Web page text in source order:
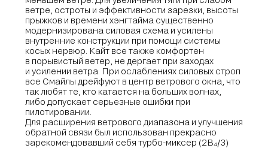
ветре, остроты и эффективности зарезки, высоты
прыжков и времени хэнгтайма существенно
модернизирована силовая схема и усилены
внутренние конструкции при помощи системы
косых нервюр. Кайт все также комфортен
в порывистый ветер, не дергает при заходах
и усилении ветра. При ослаблениях силовых строп
все Смайлы дрейфуют в центр ветрового окна, что
так любят те, кто катается на больших волнах,
либо допускает серьезные ошибки при
пилотировании.
Для расширения ветрового диапазона и улучшения
обратной связи был использован прекрасно
зарекомендовавший себя турбо-миксер (2B4/3)